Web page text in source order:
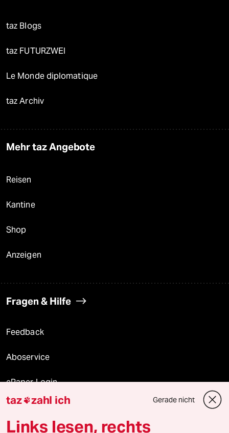
taz Blogs
taz FUTURZWEI
Le Monde diplomatique
taz Archiv
Mehr taz Angebote
Reisen
Kantine
Shop
Anzeigen
Fragen & Hilfe
Feedback
Aboservice
ePaper Login
Downloads für Abonnierende
taz zahl ich Gerade nicht
Links lesen, rechts